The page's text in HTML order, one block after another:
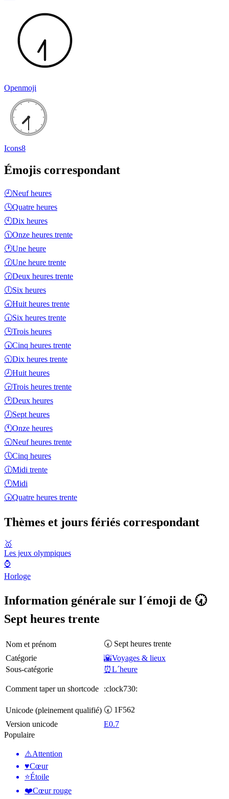
Openmoji
Icons8
Émojis correspondant
🕘Neuf heures
🕓Quatre heures
🕙Dix heures
🕦Onze heures trente
🕐Une heure
🕜Une heure trente
🕝Deux heures trente
🕕Six heures
🕣Huit heures trente
🕡Six heures trente
🕒Trois heures
🕠Cinq heures trente
🕥Dix heures trente
🕗Huit heures
🕞Trois heures trente
🕑Deux heures
🕖Sept heures
🕚Onze heures
🕤Neuf heures trente
🕔Cinq heures
🕧Midi trente
🕛Midi
🕟Quatre heures trente
Thèmes et jours fériés correspondant
🥇
Les jeux olympiques
⌚
Horloge
Information générale sur l´émoji de 🕢
Sept heures trente
Nom et prénom
🕢 Sept heures trente
Catégorie
🌇Voyages & lieux
Sous-catégorie
⏰L´heure
Comment taper un shortcode :clock730:
Unicode (pleinement qualifié) 🕢 1F562
Version unicode
E0.7
Populaire
⚠️Attention
♥️Cœur
⭐Étoile
❤️Cœur rouge